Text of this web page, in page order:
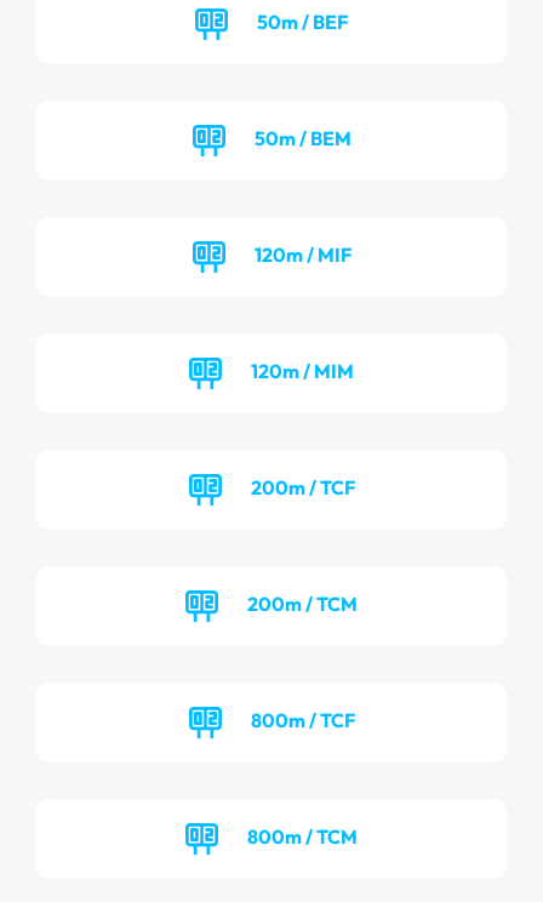
50m / BEF
50m / BEM
120m / MIF
120m / MIM
200m / TCF
200m / TCM
800m / TCF
800m / TCM